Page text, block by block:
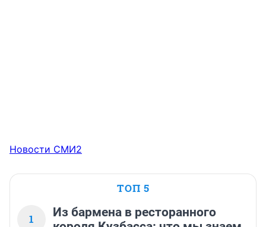
Новости СМИ2
ТОП 5
1
Из бармена в ресторанного